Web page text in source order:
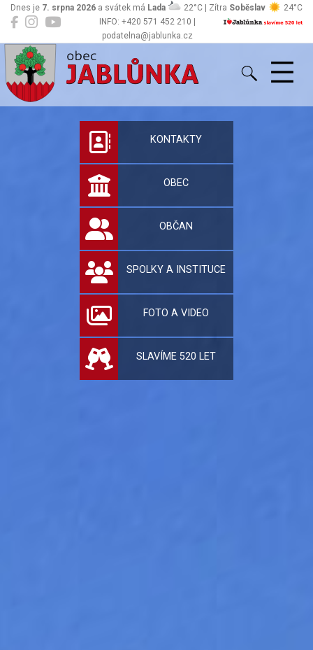
INFO: +420 571 452 210 |
podatelna@jablunka.cz
Dnes je 7. srpna 2026 a svátek má Lada 22°C | Zítra Soběslav 24°C
Jablůnka
Oficiální stránky
KONTAKTY
OBEC
OBČAN
SPOLKY A INSTITUCE
FOTO A VIDEO
SLAVÍME 520 LET